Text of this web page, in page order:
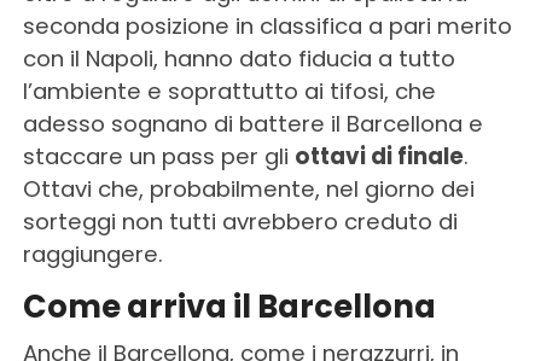
seconda posizione in classifica a pari merito
con il Napoli, hanno dato fiducia a tutto
l’ambiente e soprattutto ai tifosi, che
adesso sognano di battere il Barcellona e
staccare un pass per gli ottavi di finale.
Ottavi che, probabilmente, nel giorno dei
sorteggi non tutti avrebbero creduto di
raggiungere.
Come arriva il Barcellona
Anche il Barcellona, come i nerazzurri, in